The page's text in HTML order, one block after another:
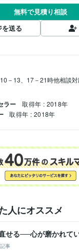
無料で見積り相談
送る
－13、17－21時他相談
ラー 取得年 : 2018年
取得年 : 2018年
人にオススメ
せる──心が磨かれて
記事